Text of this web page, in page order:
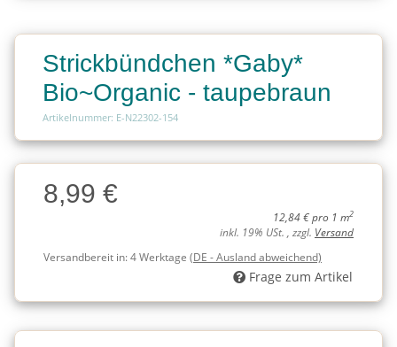
Strickbündchen *Gaby*
Bio~Organic - taupebraun
Artikelnummer: E-N22302-154
Charge
Charge8,99 €
12,84 € pro 1 m2
inkl. 19% USt. , zzgl. Versand
Versandbereit in:4 Werktage (DE - Ausland abweichend)
Frage zum Artikel